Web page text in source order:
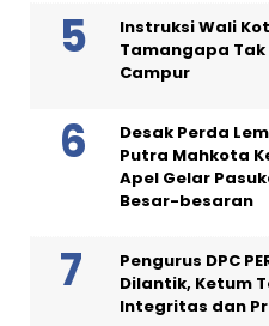
Instruksi Wali
Tamangapa
Campur
Desak Perda
Putra Mahkota
Apel Gelar
Besar-besaran
Pengurus DPC
Dilantik, Ketum
Integritas dan